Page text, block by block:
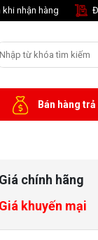
nhận hàng
Bán hàng
Giá chính hãng
Giá khuyến mại